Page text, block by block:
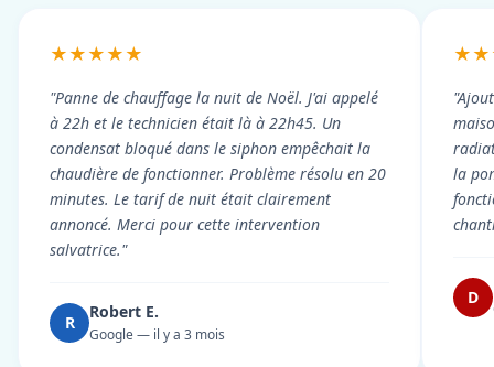
★★★★★
"Panne de chauffage la nuit de Noël. J'ai appelé
à 22h et le technicien était là à 22h45. Un
condensat bloqué dans le siphon empêchait la
chaudière de fonctionner. Problème résolu en 20
minutes. Le tarif de nuit était clairement
annoncé. Merci pour cette intervention
salvatrice."
R
Robert E.
Google — il y a 3 mois
la
D